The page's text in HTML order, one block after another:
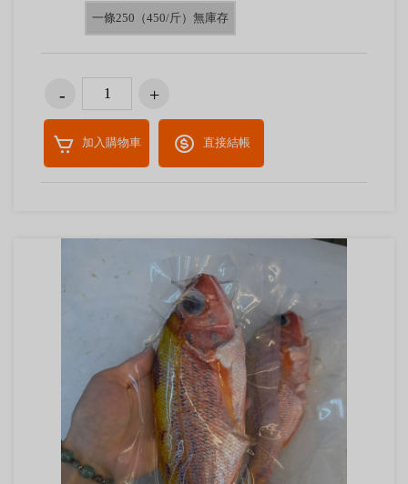
一條250（450/斤）無庫存
加入購物車 直接結帳